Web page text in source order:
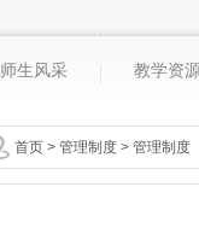
师生风采 教学资
首页> 管理制度> 管理制度